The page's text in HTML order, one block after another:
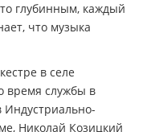
глубинным, каждый
что музыка
в селе
время службы в
Николай Козицкий